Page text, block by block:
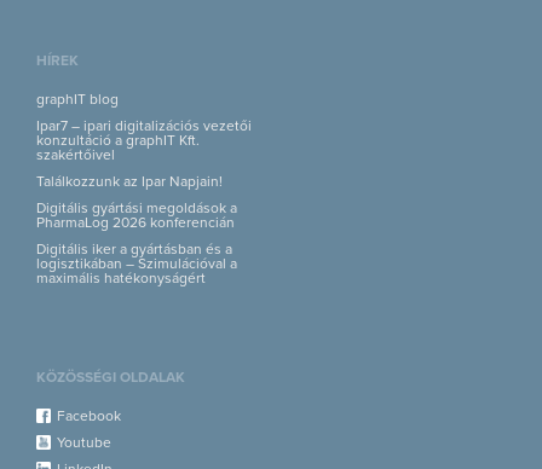
HÍREK
graphIT blog
Ipar7 – ipari digitalizációs vezetői
konzultáció a graphIT Kft.
szakértőivel
Találkozzunk az Ipar Napjain!
Digitális gyártási megoldások a
PharmaLog 2026 konferencián
Digitális iker a gyártásban és a
logisztikában – Szimulációval a
maximális hatékonyságért
KÖZÖSSÉGI OLDALAK
Facebook
Youtube